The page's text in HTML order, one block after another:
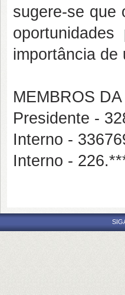
sugere-se que
importância de
MEMBROS
Presidente -
Interno -
Interno -